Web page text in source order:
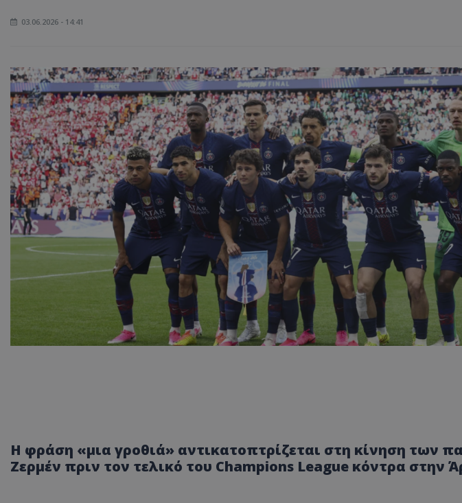
03.06.2026 - 14:41
Η φράση «μια γροθιά» αντικατοπτρίζεται στη κίνηση των
Ζερμέν πριν τον τελικό του Champions League κόντρα στην